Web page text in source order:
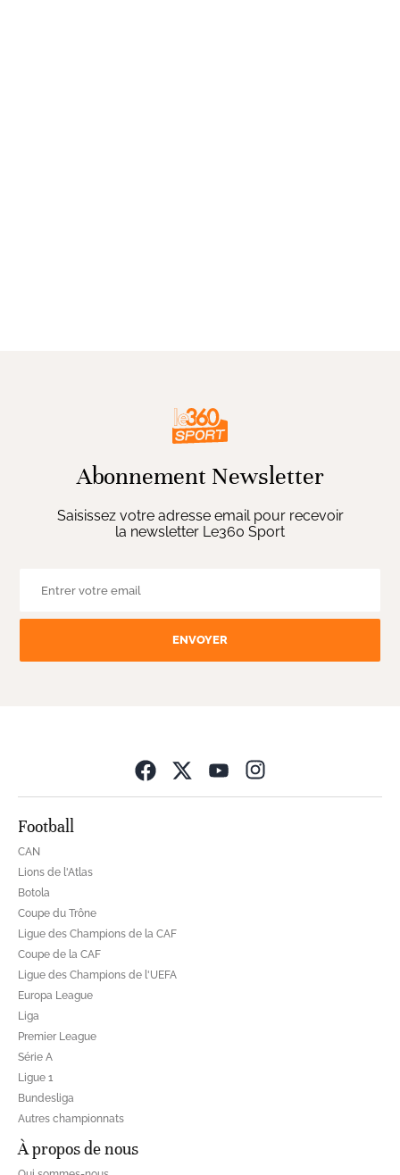
Abonnement Newsletter
Saisissez votre adresse email pour recevoir
la newsletter Le360 Sport
ENVOYER
Football
CAN
Lions de l'Atlas
Botola
Coupe du Trône
Ligue des Champions de la CAF
Coupe de la CAF
Ligue des Champions de l'UEFA
Europa League
Liga
Premier League
Série A
Ligue 1
Bundesliga
Autres championnats
À propos de nous